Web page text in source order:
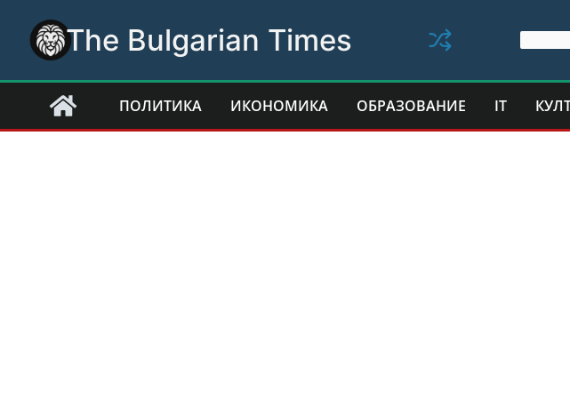
content
The Bulgarian Times
ПОЛИТИКА ИКОНОМИКА ОБРАЗОВАНИЕ IT